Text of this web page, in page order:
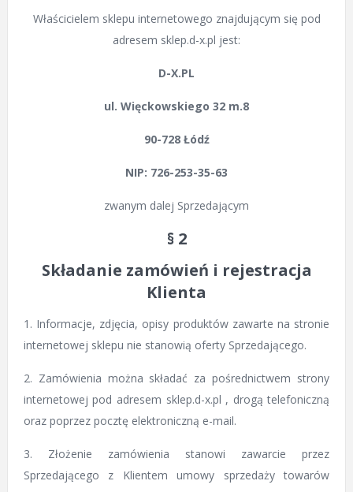
Właścicielem sklepu internetowego znajdującym się pod
adresem sklep.d-x.pl jest:
D-X.PL
ul. Więckowskiego 32 m.8
90-728 Łódź
NIP: 726-253-35-63
zwanym dalej Sprzedającym
§ 2
Składanie zamówień i rejestracja
Klienta
1. Informacje, zdjęcia, opisy produktów zawarte na stronie
internetowej sklepu nie stanowią oferty Sprzedającego.
2. Zamówienia można składać za pośrednictwem strony
internetowej pod adresem sklep.d-x.pl , drogą telefoniczną
oraz poprzez pocztę elektroniczną e-mail.
3. Złożenie zamówienia stanowi zawarcie przez
Sprzedającego z Klientem umowy sprzedaży towarów